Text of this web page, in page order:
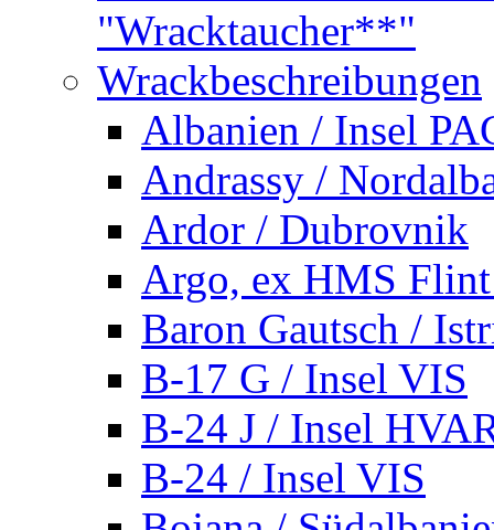
"Wracktaucher**"
Wrackbeschreibungen
Albanien / Insel
Andrassy /
Ardor / Dubrovnik
Argo, ex HMS
Baron Gautsch /
B-17 G / Insel VIS
B-24 J / Insel
B-24 / Insel VIS